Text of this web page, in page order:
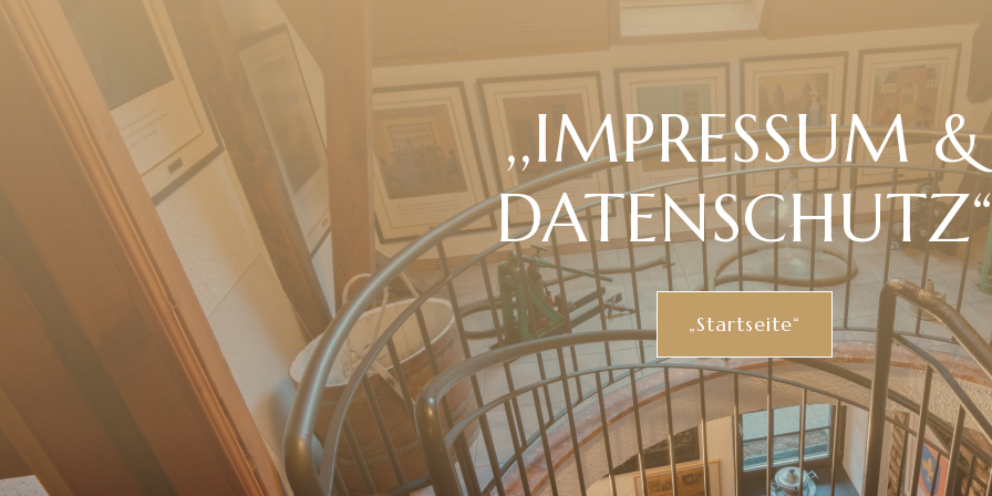
,,IMPRESSUM &
DATENSCHUTZ“
„Startseite“